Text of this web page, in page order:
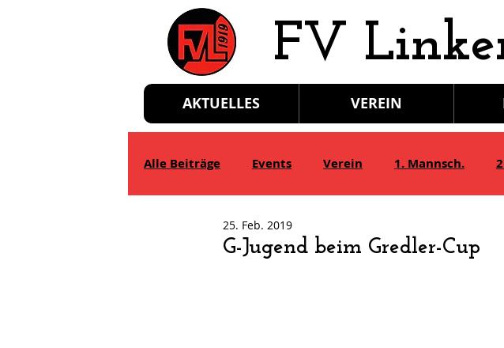
​FV
AKTUELLES VEREIN
Alle Beiträge Events Verein 1. Mannsch.
E-Jgd.
G-Jugend beim Gredler-Cup
25. Feb. 2019